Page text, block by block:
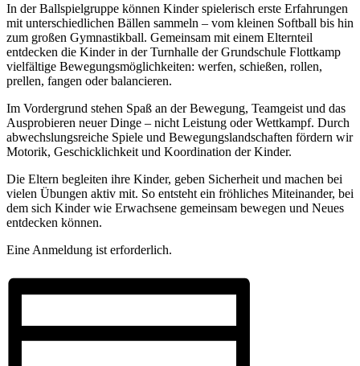
In der Ballspielgruppe können Kinder spielerisch erste Erfahrungen
mit unterschiedlichen Bällen sammeln – vom kleinen Softball bis hin
zum großen Gymnastikball. Gemeinsam mit einem Elternteil
entdecken die Kinder in der Turnhalle der Grundschule Flottkamp
vielfältige Bewegungsmöglichkeiten: werfen, schießen, rollen,
prellen, fangen oder balancieren.
Im Vordergrund stehen Spaß an der Bewegung, Teamgeist und das
Ausprobieren neuer Dinge – nicht Leistung oder Wettkampf. Durch
abwechslungsreiche Spiele und Bewegungslandschaften fördern wir
Motorik, Geschicklichkeit und Koordination der Kinder.
Die Eltern begleiten ihre Kinder, geben Sicherheit und machen bei
vielen Übungen aktiv mit. So entsteht ein fröhliches Miteinander, bei
dem sich Kinder wie Erwachsene gemeinsam bewegen und Neues
entdecken können.
Eine Anmeldung ist erforderlich.